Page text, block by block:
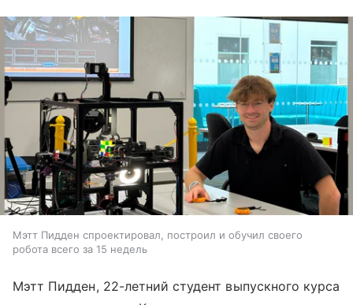
Мэтт Пидден спроектировал, построил и обучил своего
робота всего за 15 недель
Мэтт Пидден, 22-летний студент выпускного курса